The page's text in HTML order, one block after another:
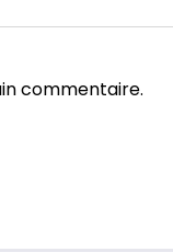
commentaire.